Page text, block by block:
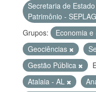
Secretaria de
Patrimônio - SEPLAG
Grupos:
Economia e
Geociências
Gestão Pública
Atalaia - AL